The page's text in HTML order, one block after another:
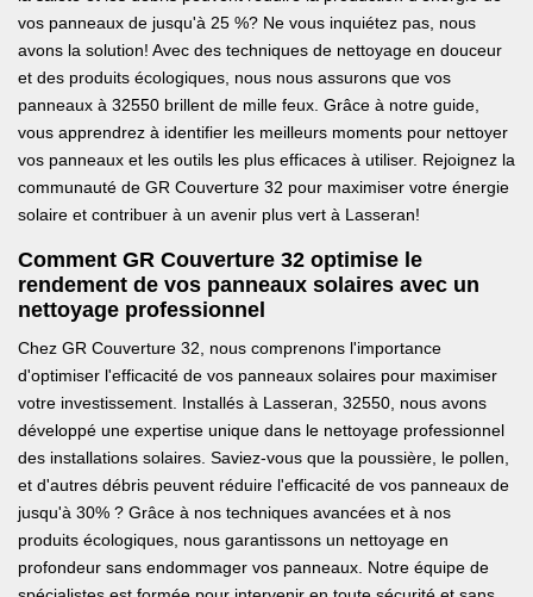
vos panneaux de jusqu'à 25 %? Ne vous inquiétez pas, nous
avons la solution! Avec des techniques de nettoyage en douceur
et des produits écologiques, nous nous assurons que vos
panneaux à 32550 brillent de mille feux. Grâce à notre guide,
vous apprendrez à identifier les meilleurs moments pour nettoyer
vos panneaux et les outils les plus efficaces à utiliser. Rejoignez la
communauté de GR Couverture 32 pour maximiser votre énergie
solaire et contribuer à un avenir plus vert à Lasseran!
Comment GR Couverture 32 optimise le
rendement de vos panneaux solaires avec un
nettoyage professionnel
Chez GR Couverture 32, nous comprenons l'importance
d'optimiser l'efficacité de vos panneaux solaires pour maximiser
votre investissement. Installés à Lasseran, 32550, nous avons
développé une expertise unique dans le nettoyage professionnel
des installations solaires. Saviez-vous que la poussière, le pollen,
et d'autres débris peuvent réduire l'efficacité de vos panneaux de
jusqu'à 30% ? Grâce à nos techniques avancées et à nos
produits écologiques, nous garantissons un nettoyage en
profondeur sans endommager vos panneaux. Notre équipe de